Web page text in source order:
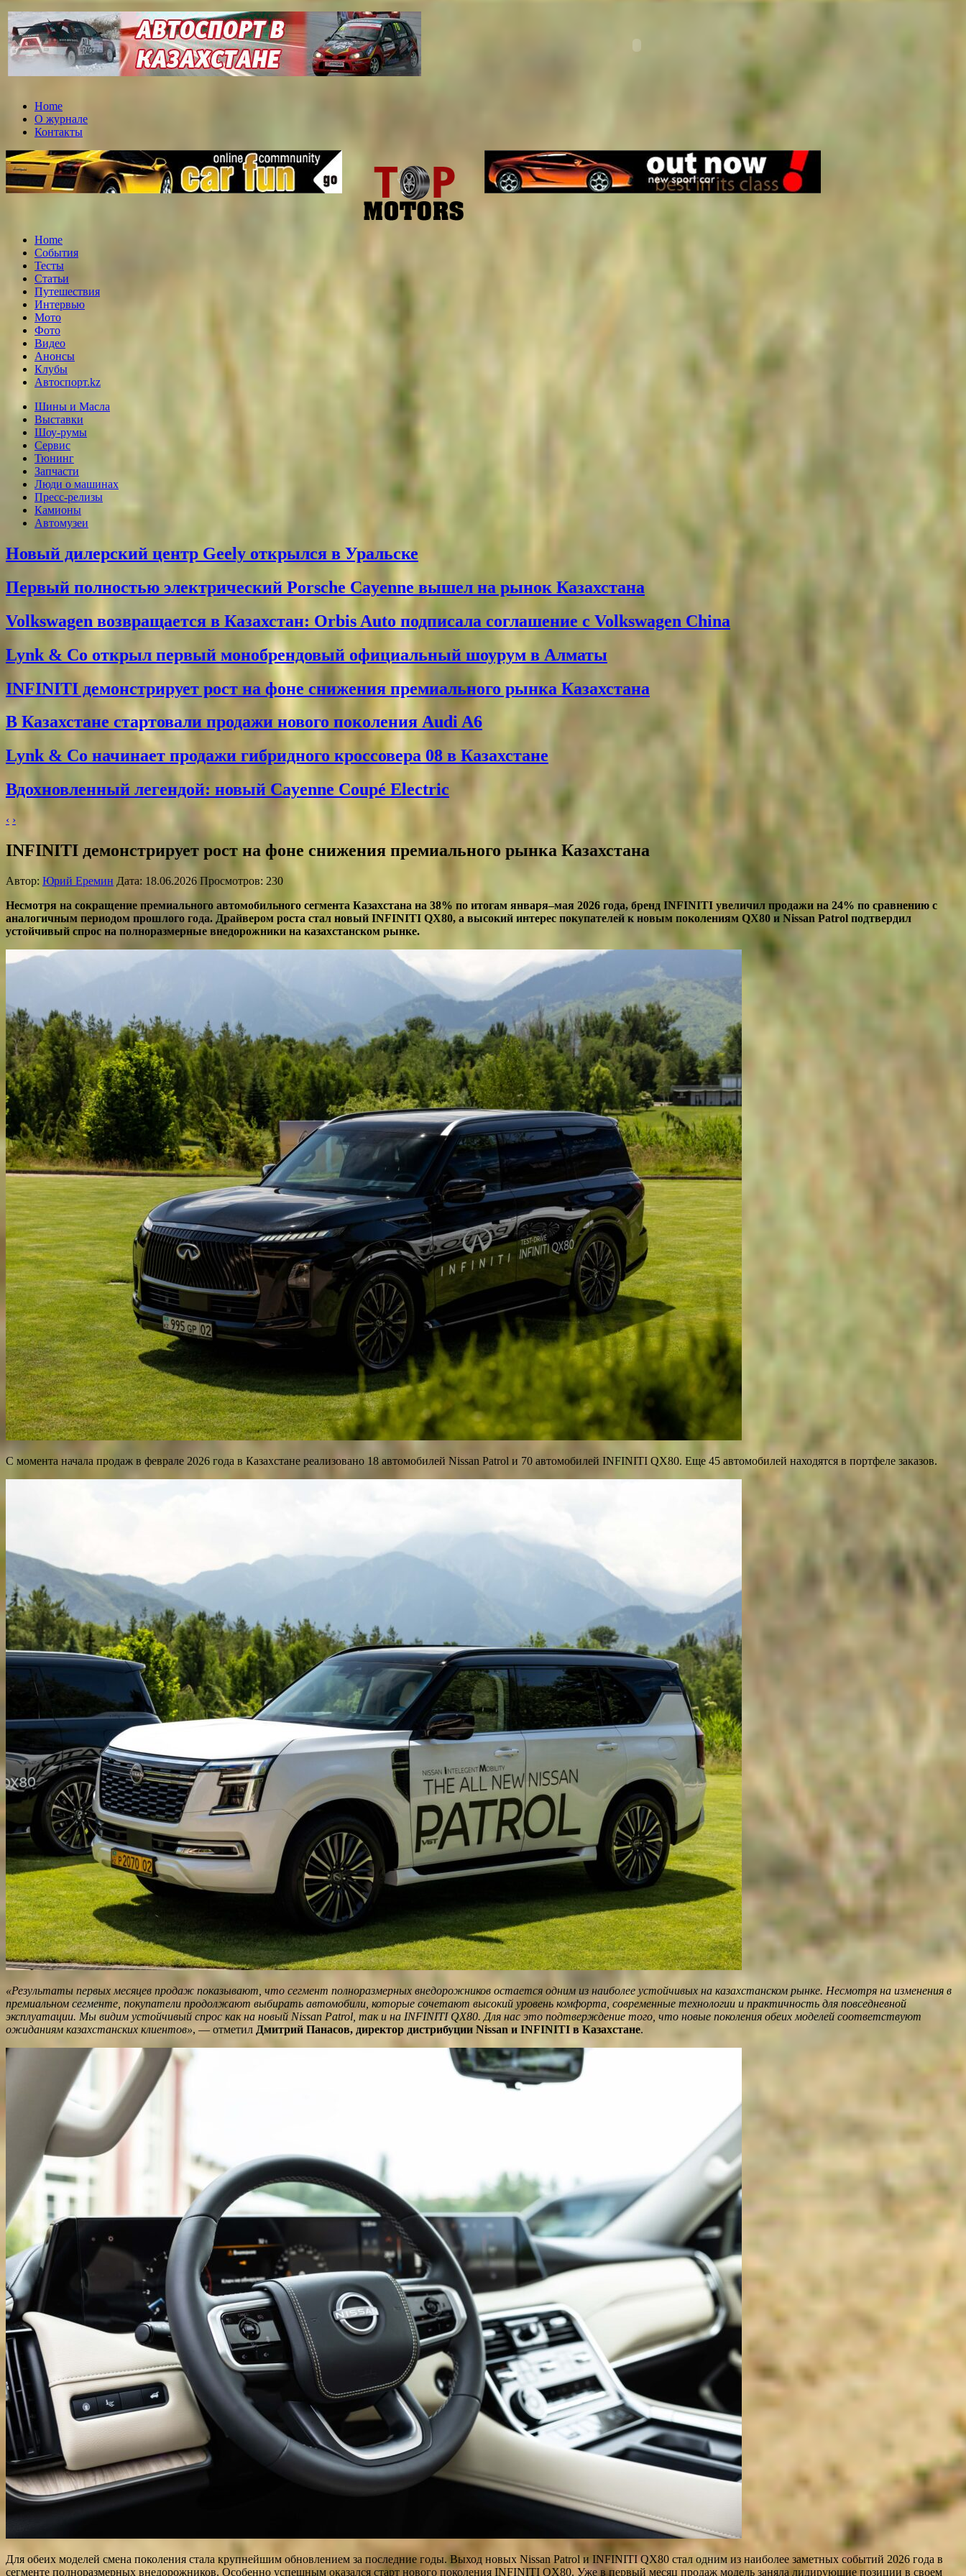
Home
О журнале
Контакты
Home
События
Тесты
Статьи
Путешествия
Интервью
Мото
Фото
Видео
Анонсы
Клубы
Автоспорт.kz
Шины и Масла
Выставки
Шоу-румы
Сервис
Тюнинг
Запчасти
Люди о машинах
Пресс-релизы
Камионы
Автомузеи
Новый дилерский центр Geely открылся в Уральске
Первый полностью электрический Porsche Cayenne вышел на рынок Казахстана
Volkswagen возвращается в Казахстан: Orbis Auto подписала соглашение с Volkswagen China
Lynk & Co открыл первый монобрендовый официальный шоурум в Алматы
INFINITI демонстрирует рост на фоне снижения премиального рынка Казахстана
В Казахстане стартовали продажи нового поколения Audi A6
Lynk & Co начинает продажи гибридного кроссовера 08 в Казахстане
Вдохновленный легендой: новый Cayenne Coupé Electric
‹ ›
INFINITI демонстрирует рост на фоне снижения премиального рынка Казахстана
Автор: Юрий Еремин Дата: 18.06.2026 Просмотров: 230
Несмотря на сокращение премиального автомобильного сегмента Казахстана на 38% по итогам января–мая 2026 года, бренд INFINITI увеличил продажи на 24% по сравнению с
аналогичным периодом прошлого года. Драйвером роста стал новый INFINITI QX80, а высокий интерес покупателей к новым поколениям QX80 и Nissan Patrol подтвердил
устойчивый спрос на полноразмерные внедорожники на казахстанском рынке.
С момента начала продаж в феврале 2026 года в Казахстане реализовано 18 автомобилей Nissan Patrol и 70 автомобилей INFINITI QX80. Еще 45 автомобилей находятся в портфеле заказов.
«Результаты первых месяцев продаж показывают, что сегмент полноразмерных внедорожников остается одним из наиболее устойчивых на казахстанском рынке. Несмотря на изменения в
премиальном сегменте, покупатели продолжают выбирать автомобили, которые сочетают высокий уровень комфорта, современные технологии и практичность для повседневной
эксплуатации. Мы видим устойчивый спрос как на новый Nissan Patrol, так и на INFINITI QX80. Для нас это подтверждение того, что новые поколения обеих моделей соответствуют
ожиданиям казахстанских клиентов», — отметил Дмитрий Панасов, директор дистрибуции Nissan и INFINITI в Казахстане.
Для обеих моделей смена поколения стала крупнейшим обновлением за последние годы. Выход новых Nissan Patrol и INFINITI QX80 стал одним из наиболее заметных событий 2026 года в
сегменте полноразмерных внедорожников. Особенно успешным оказался старт нового поколения INFINITI QX80. Уже в первый месяц продаж модель заняла лидирующие позиции в своем